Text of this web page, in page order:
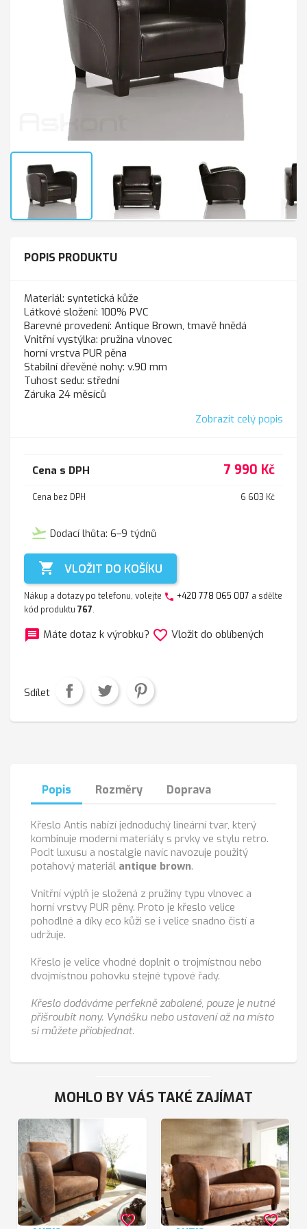
POPIS PRODUKTU
Materiál: syntetická kůže
Látkové složení: 100% PVC
Barevné provedení: Antique Brown, tmavě hnědá
Vnitřní vystýlka: pružina vlnovec
horní vrstva PUR pěna
Stabilní dřevěné nohy: v.90 mm
Tuhost sedu: střední
Záruka 24 měsíců
Zobrazit celý popis
Cena s DPH 7 990 Kč
Cena bez DPH 6 603 Kč
flight_takeoff Dodací lhůta: 6–9 týdnů
 VLOŽIT DO KOŠÍKU
Nákup a dotazy po telefonu, volejte phone +420 778 065 007 a sdělte
kód produktu 767.
message Máte dotaz k výrobku? favorite_border Vložit do oblíbených
Sdílet
Popis Rozměry Doprava
Křeslo Antis nabízí jednoduchý lineární tvar, který
kombinuje moderní materiály s prvky ve stylu retro.
Pocit luxusu a nostalgie navíc navozuje použitý
potahový materiál antique brown.
Vnitřní výplň je složená z pružiny typu vlnovec a
horní vrstvy PUR pěny. Proto je křeslo velice
pohodlné a díky eco kůži se i velice snadno čistí a
udržuje.
Křeslo je velice vhodné doplnit o trojmístnou nebo
dvojmístnou pohovku stejné typové řady.
Křeslo dodáváme perfekně zabalené, pouze je nutné
přišroubit nony. Vynášku nebo ustavení až na místo
si můžete přiobjednat.
MOHLO BY VÁS TAKÉ ZAJÍMAT
favorite_border favorite_border